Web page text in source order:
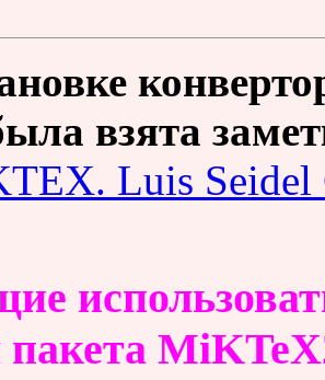
взята
Luis Seidel
пакета